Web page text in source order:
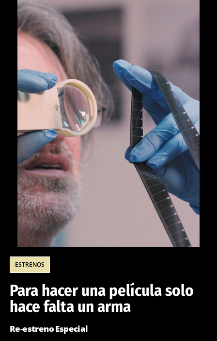
ESTRENOS
Para hacer una película solo
hace falta un arma
Re-estreno Especial